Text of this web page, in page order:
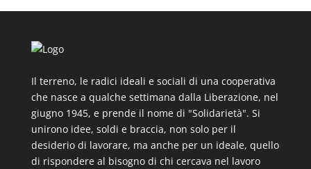
Il terreno, le radici ideali e sociali di una cooperativa
che nasce a qualche settimana dalla Liberazione, nel
giugno 1945, e prende il nome di "Solidarietà". Si
unirono idee, soldi e braccia, non solo per il
desiderio di lavorare, ma anche per un ideale, quello
di rispondere al bisogno di chi cercava nel lavoro